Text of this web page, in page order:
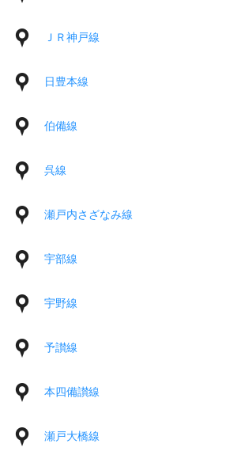
ＪＲ神戸線
日豊本線
伯備線
呉線
瀬戸内さざなみ線
宇部線
宇野線
予讃線
本四備讃線
瀬戸大橋線